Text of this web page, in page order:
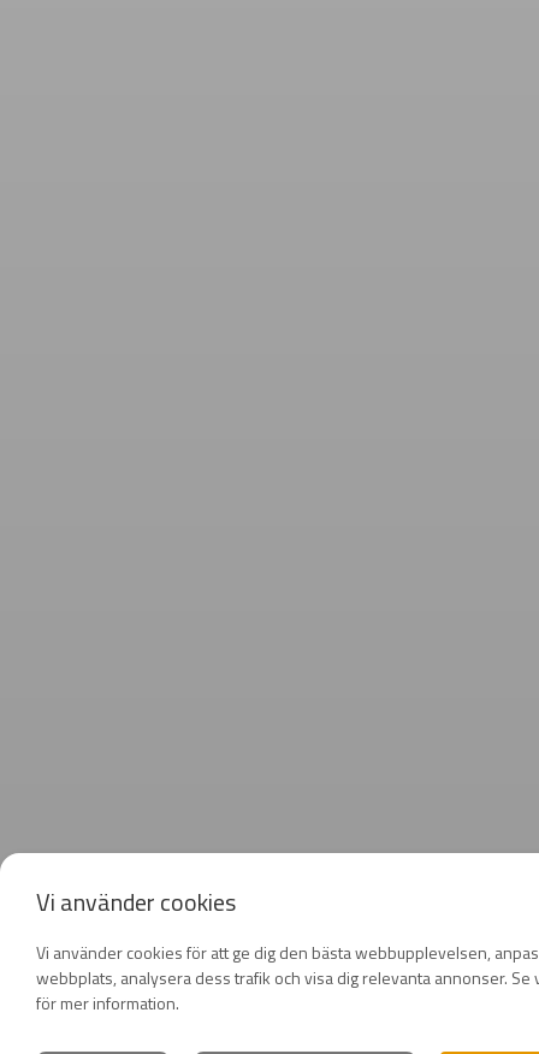
Vi använder cookies
Vi använder cookies för att ge dig den bästa webbupplevelsen,
webbplats, analysera dess trafik och visa dig relevanta annonser.
för mer information.